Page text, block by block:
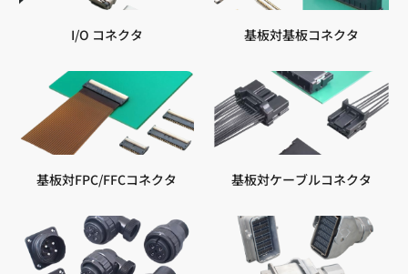
I/O コネクタ 基板対基板コネクタ
基板対FPC/FFCコネクタ 基板対ケーブルコネクタ